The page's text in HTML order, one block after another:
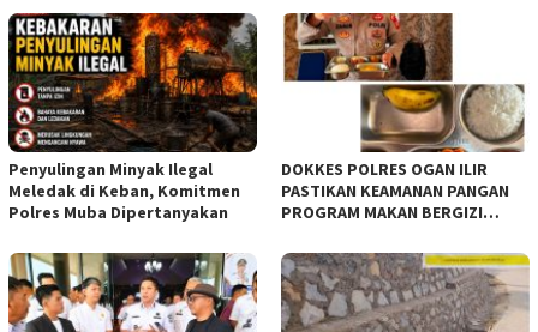
Apkowil TA 2026*
Penyulingan Minyak Ilegal
Meledak di Keban, Komitmen
Polres Muba Dipertanyakan
DOKKES POLRES OGAN ILIR
PASTIKAN KEAMANAN PANGAN
PROGRAM MAKAN BERGIZI
ORGANOLEPTIK*